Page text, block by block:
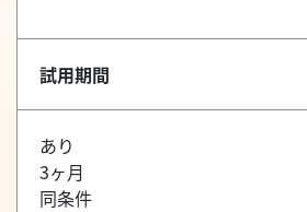
試用期間
あり
3ヶ月
同条件